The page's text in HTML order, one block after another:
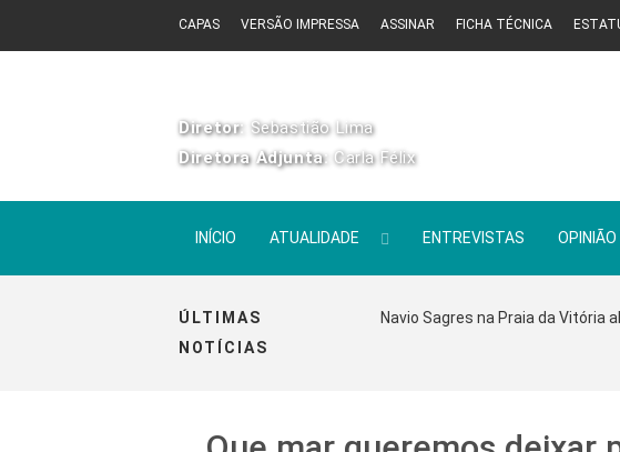
CAPAS VERSÃO IMPRESSA ASSINAR FICHA TÉCNICA
Diretor: Sebastião Lima
Diretora Adjunta:Carla Félix
INÍCIO ATUALIDADE ENTREVISTAS OPINIÃO
ÚLTIMAS
NOTÍCIAS
Navio Sagres na Praia da Vitória